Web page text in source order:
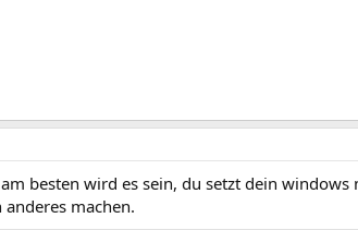
besten wird es sein, du setzt dein windows
machen.